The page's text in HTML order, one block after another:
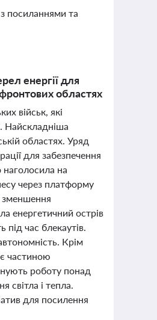
посиланнями та
енергії для
областях
військ, які
Найскладніша
областях. Уряд
для забезпечення
на
через платформу
зменшення
енергетичний острів
під час блекаутів.
Крім
частиною
роботу понад
світла і тепла.
для посилення